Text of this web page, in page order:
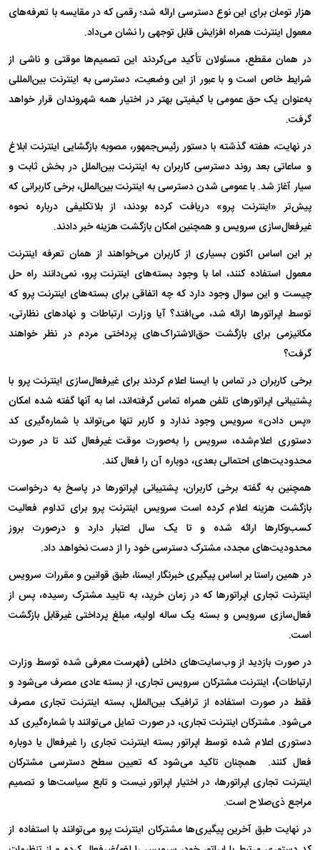
هزار تومان برای این نوع دسترسی ارائه شد؛ رقمی که در مقایسه با تعرفه‌های
معمول اینترنت همراه افزایش قابل توجهی را نشان می‌داد.
در همان مقطع، مسئولان تأکید می‌کردند این تصمیم‌ها موقتی و ناشی از
شرایط خاص است و با عبور از این وضعیت، دسترسی به اینترنت بین‌المللی
به‌عنوان یک حق عمومی با کیفیتی بهتر در اختیار همه شهروندان قرار خواهد
گرفت.
در نهایت، هفته گذشته با دستور رئیس‌جمهور، مصوبه بازگشایی اینترنت ابلاغ
و ساعاتی بعد روند دسترسی کاربران به اینترنت بین‌الملل در بخش ثابت و
سیار آغاز شد. با عمومی شدن دسترسی به اینترنت بین‌الملل، برخی کاربرانی که
پیش‌تر «اینترنت پرو» دریافت کرده بودند، از بلاتکلیفی درباره نحوه
غیرفعال‌سازی سرویس و همچنین امکان بازگشت هزینه خبر دادند.
بر این اساس اکنون بسیاری از کاربران می‌خواهند از همان تعرفه اینترنت
معمول استفاده کنند، اما با وجود بسته‌های اینترنت پرو، نمی‌دانند راه حل
چیست و این سوال وجود دارد که چه اتفاقی برای بسته‌های اینترنت پرو که
توسط اپراتور‌ها ارائه شد، می‌افتد؟ آیا وزارت ارتباطات و نهاد‌های نظارتی،
مکانیزمی برای بازگشت حق‌الاشتراک‌های پرداختی مردم در نظر خواهند
گرفت؟
برخی کاربران در تماس با ایسنا اعلام کردند برای غیرفعال‌سازی اینترنت پرو با
پشتیبانی اپراتور‌های تلفن همراه تماس گرفته‌اند، اما به آنها گفته شده امکان
«پس دادن» سرویس وجود ندارد و کاربر تنها می‌تواند با شماره‌گیری کد
دستوری اعلام‌شده، سرویس را به‌صورت موقت غیرفعال کند تا در صورت
محدودیت‌های احتمالی بعدی، دوباره آن را فعال کند.
همچنین به گفته برخی کاربران، پشتیبانی اپراتور‌ها در پاسخ به درخواست
بازگشت هزینه اعلام کرده است سرویس اینترنت پرو برای تداوم فعالیت
کسب‌وکار‌ها ارائه شده و تا یک سال اعتبار دارد و درصورت بروز
محدودیت‌های مجدد، مشترک دسترسی خود را از دست نخواهد داد.
در همین راستا بر اساس پیگیری خبرنگار ایسنا، طبق قوانین و مقررات سرویس
اینترنت تجاری اپراتورها که در زمان خرید، به تایید مشترک رسیده، پس از
فعال‌سازی سرویس و بسته یک ساله اولیه، مبلغ پرداختی غیرقابل بازگشت
است.
در صورت بازدید از وب‌سایت‌های داخلی (فهرست معرفی شده توسط وزارت
ارتباطات)، اینترنت مشترکان سرویس تجاری، از بسته عادی مصرف می‌شود و
فقط در صورت استفاده از ترافیک بین‌الملل، بسته اینترنت تجاری مصرف
می‌شود. مشترکان اینترنت تجاری، در صورت تمایل می‌توانند با شماره‌گیری کد
دستوری اعلام شده توسط اپراتور بسته اینترنت تجاری را غیرفعال یا دوباره
فعال کنند. همچنان تاکید می‌شود که تعیین سطح دسترسی مشترکان
اینترنت تجاری اپراتورها، در اختیار اپراتور نیست و تابع سیاست‌ها و تصمیم
مراجع ذی‌صلاح است.
در نهایت طبق آخرین پیگیری‌ها مشترکان اینترنت پرو می‌توانند با استفاده از